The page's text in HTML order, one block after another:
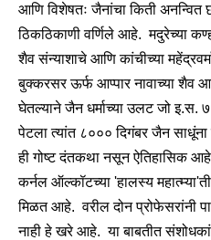
आणि विशेषतः जैनांचा किती अनन्वित
ठिकठिकाणी वर्णिले आहे. मदुरेच्या
शैव संन्याशाचे आणि कांचीच्या
बुक्करसर ऊर्फ आप्पार नावाच्या शैव
घेतल्याने जैन धर्माच्या उलट जो इ.स.
पेटला त्यांत ८००० दिगंबर जैन
ही गोष्ट दंतकथा नसून ऐतिहासिक
कर्नल ऑल्कॉटच्या 'हालस्य
मिळत आहे. वरील दोन प्रोफेसरांनी
नाही हे खरे आहे. या बाबतीत